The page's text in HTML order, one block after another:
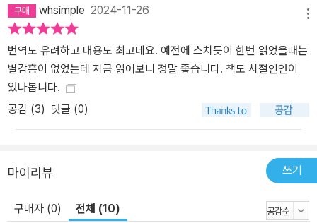
미터 떨어져 있든, 같은 방에 있든, 그 영향력은 똑같다는 사실을 입증
했다. 세 번째 실험에서 하트매스(HeartMath) 연구자들은 인간의 감
정이 DNA에 직접적 영향을 준다는 사실을 입증했다. 따라서 인간의
감정은 우리 세계를 이루고 있는 물질[광양자]에도 직접적 영향을 준
다. 이는 새로운 기술, 곧 ‘마음의 기술’의 시작이라 할 수 있다. 우리가
러한 영향력이 엄연히 존재하며 어떻게 작동하는지까지도 보여준다!
영향을 끼친다는 물리학의 발견이 2천 년 전 《도마복음》 속 예수의
승들과 동일한 결론으로 인도하고 있다는 저자의 통찰은, 전 세계를
whsimple 2024-11-26
번역도 유려하고 내용도 최고네요. 예전에 스치듯이 한번 읽었을때는
별감흥이 없었는데 지금 읽어보니 정말 좋습니다. 책도 시절인연이
있나봅니다.
공감 (3) 댓글 (0)
마이리뷰 쓰기
구매자 (0) 전체 (10)